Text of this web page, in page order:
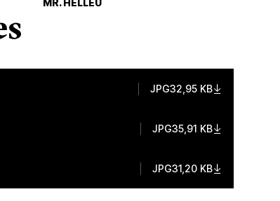
MR. HELLEU
JPG32,95 KB
JPG35,91 KB
JPG31,20 KB